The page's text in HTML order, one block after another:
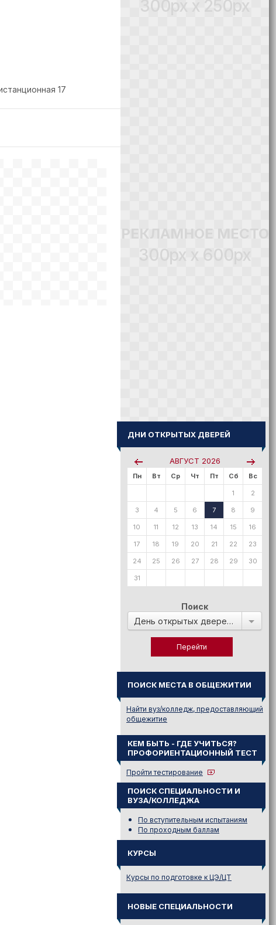
17
300px x 250px
РЕКЛАМНОЕ МЕСТО
300px x 600px
ДНИ ОТКРЫТЫХ ДВЕРЕЙ
АВГУСТ 2026
Пн Вт Ср Чт Пт Сб Вс
1 2
3 4 5 6 7 8 9
10 11 12 13 14 15 16
17 18 19 20 21 22 23
24 25 26 27 28 29 30
31
Поиск
День открытых дверей в:
ПОИСК МЕСТА В ОБЩЕЖИТИИ
Найти вуз/колледж, предоставляющий
общежитие
КЕМ БЫТЬ - ГДЕ УЧИТЬСЯ?
ПРОФОРИЕНТАЦИОННЫЙ ТЕСТ
Пройти тестирование
ПОИСК СПЕЦИАЛЬНОСТИ И
ВУЗА/КОЛЛЕДЖА
По вступительным испытаниям
По проходным баллам
КУРСЫ
Курсы по подготовке к ЦЭ/ЦТ
НОВЫЕ СПЕЦИАЛЬНОСТИ